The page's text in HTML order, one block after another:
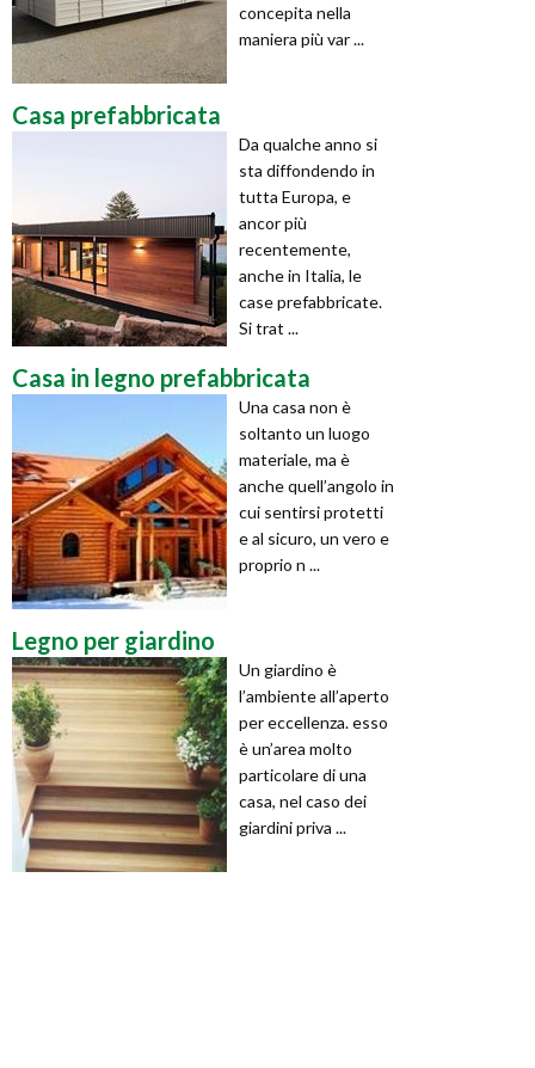
concepita nella
maniera più var ...
Casa prefabbricata
Da qualche anno si
sta diffondendo in
tutta Europa, e
ancor più
recentemente,
anche in Italia, le
case prefabbricate.
Si trat ...
Casa in legno prefabbricata
Una casa non è
soltanto un luogo
materiale, ma è
anche quell’angolo in
cui sentirsi protetti
e al sicuro, un vero e
proprio n ...
Legno per giardino
Un giardino è
l’ambiente all’aperto
per eccellenza. esso
è un’area molto
particolare di una
casa, nel caso dei
giardini priva ...